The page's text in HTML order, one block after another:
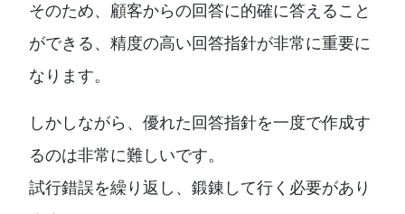
そのため、顧客からの回答に的確に答えること
ができる、精度の高い回答指針が非常に重要に
なります。
しかしながら、優れた回答指針を一度で作成す
るのは非常に難しいです。
試行錯誤を繰り返し、鍛錬して行く必要があり